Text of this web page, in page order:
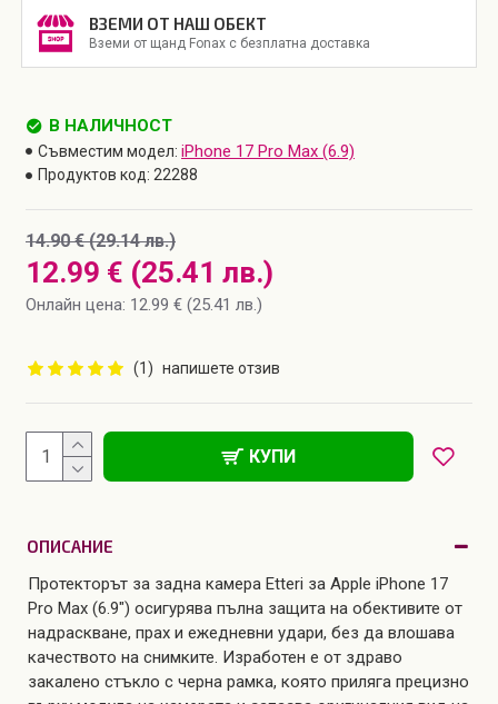
ВЗЕМИ ОТ НАШ ОБЕКТ
Вземи от щанд Fonax с безплатна доставка
(1) напишете отзив
12.99 € (25.41 лв.)
14.90 € (29.14 лв.)
Онлайн цена: 12.99 € (25.41 лв.)
В НАЛИЧНОСТ
Съвместим модел: iPhone 17 Pro Max (6.9)
Продуктов код: 22288
КУПИ
ОПИСАНИЕ
Протекторът за задна камера Etteri за Apple iPhone 17
Pro Max (6.9") осигурява пълна защита на обективите от
надраскване, прах и ежедневни удари, без да влошава
качеството на снимките. Изработен е от здраво
закалено стъкло с черна рамка, която приляга прецизно